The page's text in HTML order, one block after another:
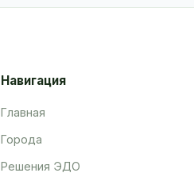
Навигация
Главная
Города
Решения ЭДО